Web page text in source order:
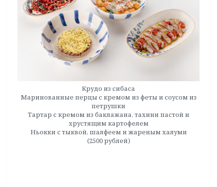
Крудо из сибаса
Маринованные перцы с кремом из феты и соусом из
петрушки
Тартар с кремом из баклажана, тахини пастой и
хрустящим картофелем
Ньокки с тыквой, шалфеем и жареным халуми
(2500 рублей)